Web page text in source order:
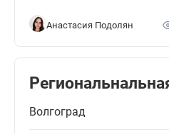
Анастасия Подолян
Волгоград